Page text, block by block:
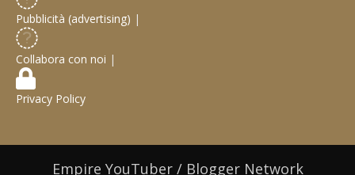
Pubblicità (advertising) |
Collabora con noi |
Privacy Policy
Empire YouTuber / Blogger Network